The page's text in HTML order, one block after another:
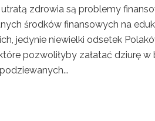
zdrowia są problemy
środków finansowych na
jedynie niewielki odsetek
pozwoliłyby załatać dziurę